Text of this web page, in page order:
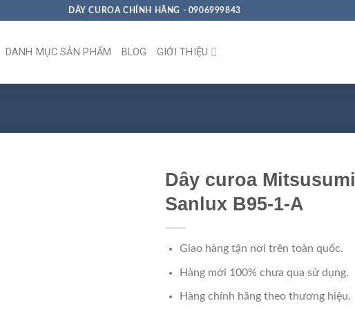
DÂY CUROA CHÍNH HÃNG - 0906999843
DANH MỤC SẢN PHẨM BLOG GIỚI THIỆU
Dây curoa Mitsusumi
Sanlux B95-1-A
Giao hàng tận nơi trên toàn quốc.
Hàng mới 100% chưa qua sử dụng.
Hàng chính hãng theo thương hiệu.